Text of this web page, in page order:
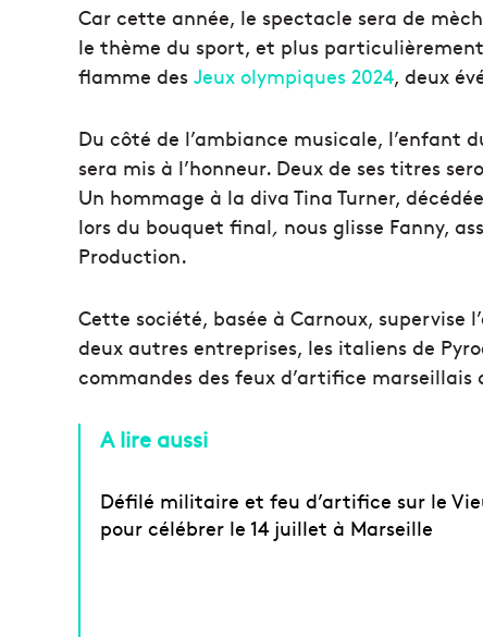
Car cette année, le spectacle sera de
le thème du sport, et plus
flamme des Jeux olympiques 2024, deux
Du côté de l’ambiance musicale, l’enfant
sera mis à l’honneur. Deux de ses titres
Un hommage à la diva Tina Turner,
lors du bouquet final, nous glisse Fanny,
Production.
Cette société, basée à Carnoux, supervise
deux autres entreprises, les italiens de
commandes des feux d’artifice marseillais
A lire aussi
Défilé militaire et feu d’artifice sur le
pour célébrer le 14 juillet à Marseille